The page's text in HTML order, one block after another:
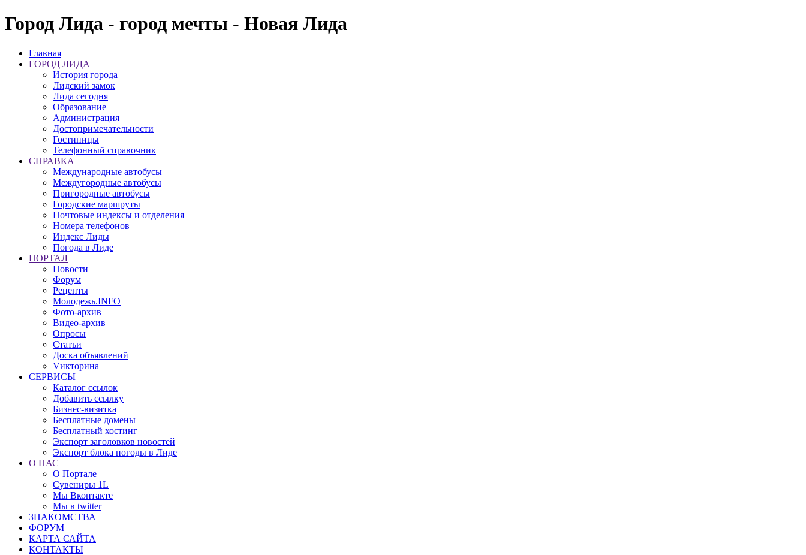
Город Лида - город мечты - Новая Лида
Главная
ГОРОД ЛИДА
История города
Лидский замок
Лида сегодня
Образование
Администрация
Достопримечательности
Гостиницы
Телефонный справочник
СПРАВКА
Международные автобусы
Междугородные автобусы
Пригородные автобусы
Городские маршруты
Почтовые индексы и отделения
Номера телефонов
Индекс Лиды
Погода в Лиде
ПОРТАЛ
Новости
Форум
Рецепты
Молодежь.INFO
Фото-архив
Видео-архив
Опросы
Статьи
Доска объявлений
Vикторина
СЕРВИСЫ
Каталог ссылок
Добавить ссылку
Бизнес-визитка
Бесплатные домены
Бесплатный хостинг
Экспорт заголовков новостей
Экспорт блока погоды в Лиде
О НАС
О Портале
Сувениры 1L
Мы Вконтакте
Мы в twitter
ЗНАКОМСТВА
ФОРУМ
КАРТА САЙТА
КОНТАКТЫ